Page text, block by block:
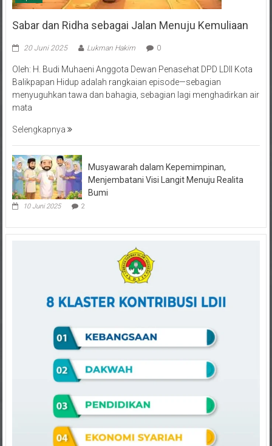
Sabar dan Ridha sebagai Jalan Menuju Kemuliaan
Balikpapan Hidup adalah rangkaian episode—sebagian
menyuguhkan tawa dan bahagia, sebagian lagi menghadirkan air
mata
Menjembatani Visi Langit Menuju Realita
Bumi
10 Juni 2025 2